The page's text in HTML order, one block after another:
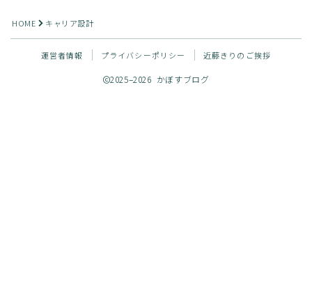
HOME キャリア設計
運営者情報 プライバシーポリシー 近藤きりのご挨拶
2025–2026 かぼすブログ